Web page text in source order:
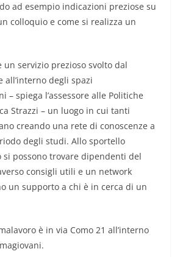
ad esempio indicazioni preziose su
colloquio e come si realizza un
un servizio prezioso svolto dal
all’interno degli spazi
– spiega l’assessore alle Politiche
Strazzi – un luogo in cui tanti
creando una rete di conoscenze a
degli studi. Allo sportello
si possono trovare dipendenti del
consigli utili e un network
un supporto a chi è in cerca di un
è in via Como 21 all’interno